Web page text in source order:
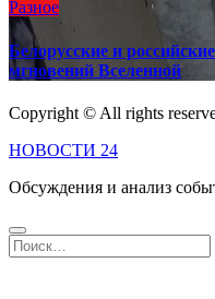
Разное
Белорусские и
мгновений Вселенной
Copyright © All rights
НОВОСТИ 24
Обсуждения и анализ
Найти: